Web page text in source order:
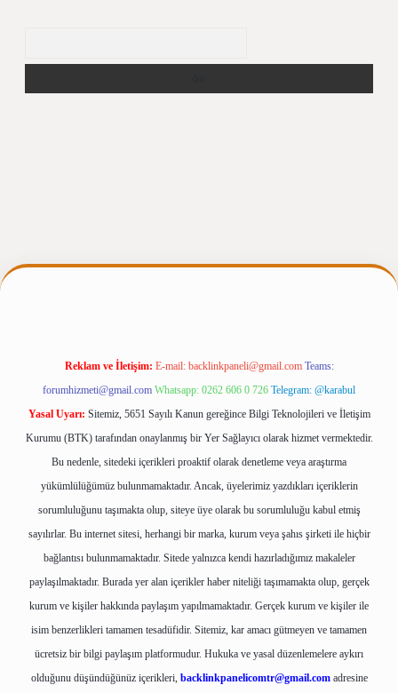
Reklam ve İletişim: E-mail: backlinkpaneli@gmail.com Teams:
forumhizmeti@gmail.com Whatsapp: 0262 606 0 726 Telegram: @karabul
Yasal Uyarı: Sitemiz, 5651 Sayılı Kanun gereğince Bilgi Teknolojileri ve İletişim
Kurumu (BTK) tarafından onaylanmış bir Yer Sağlayıcı olarak hizmet vermektedir.
Bu nedenle, sitedeki içerikleri proaktif olarak denetleme veya araştırma
yükümlülüğümüz bulunmamaktadır. Ancak, üyelerimiz yazdıkları içeriklerin
sorumluluğunu taşımakta olup, siteye üye olarak bu sorumluluğu kabul etmiş
sayılırlar. Bu internet sitesi, herhangi bir marka, kurum veya şahıs şirketi ile hiçbir
bağlantısı bulunmamaktadır. Sitede yalnızca kendi hazırladığımız makaleler
paylaşılmaktadır. Burada yer alan içerikler haber niteliği taşımamakta olup, gerçek
kurum ve kişiler hakkında paylaşım yapılmamaktadır. Gerçek kurum ve kişiler ile
isim benzerlikleri tamamen tesadüfidir. Sitemiz, kar amacı gütmeyen ve tamamen
ücretsiz bir bilgi paylaşım platformudur. Hukuka ve yasal düzenlemelere aykırı
olduğunu düşündüğünüz içerikleri, backlinkpanelicomtr@gmail.comadresine